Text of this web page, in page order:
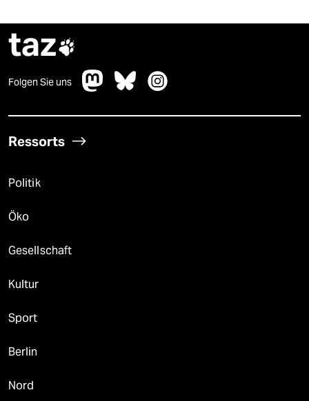
taz
Folgen Sie uns
Ressorts
Politik
Öko
Gesellschaft
Kultur
Sport
Berlin
Nord